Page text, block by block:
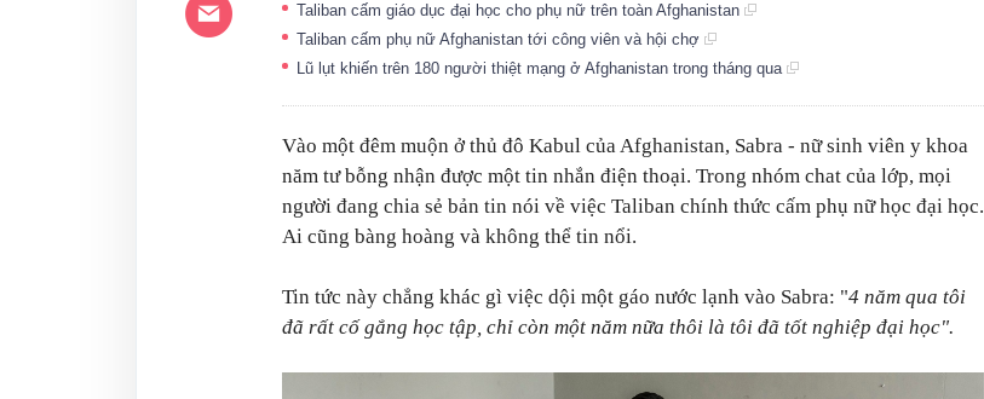
Taliban cấm giáo dục đại học cho phụ nữ trên toàn Afghanistan
Taliban cấm phụ nữ Afghanistan tới công viên và hội chợ
Lũ lụt khiến trên 180 người thiệt mạng ở Afghanistan trong tháng qua
Vào một đêm muộn ở thủ đô Kabul của Afghanistan, Sabra - nữ sinh viên y khoa
năm tư bỗng nhận được một tin nhắn điện thoại. Trong nhóm chat của lớp, mọi
người đang chia sẻ bản tin nói về việc Taliban chính thức cấm phụ nữ học đại học.
Ai cũng bàng hoàng và không thể tin nổi.
Tin tức này chẳng khác gì việc dội một gáo nước lạnh vào Sabra: "4 năm qua tôi
đã rất cố gắng học tập, chỉ còn một năm nữa thôi là tôi đã tốt nghiệp đại học".